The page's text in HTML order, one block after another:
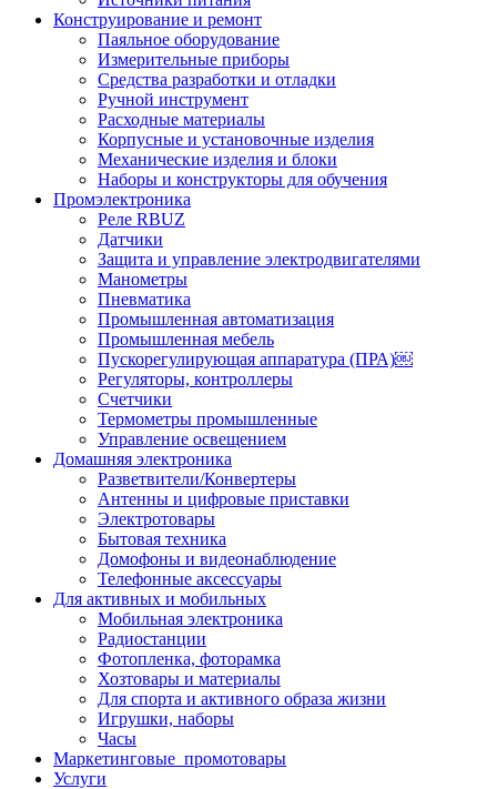
Конструирование и ремонт
Паяльное оборудование
Измерительные приборы
Средства разработки и отладки
Ручной инструмент
Расходные материалы
Корпусные и установочные изделия
Механические изделия и блоки
Наборы и конструкторы для обучения
Промэлектроника
Реле RBUZ
Датчики
Защита и управление электродвигателями
Манометры
Пневматика
Промышленная автоматизация
Промышленная мебель
Пускорегулирующая аппаратура (ПРА)￼
Регуляторы, контроллеры
Счетчики
Термометры промышленные
Управление освещением
Домашняя электроника
Разветвители/Конвертеры
Антенны и цифровые приставки
Электротовары
Бытовая техника
Домофоны и видеонаблюдение
Телефонные аксессуары
Для активных и мобильных
Мобильная электроника
Радиостанции
Фотопленка, фоторамка
Хозтовары и материалы
Для спорта и активного образа жизни
Игрушки, наборы
Часы
Маркетинговые_промотовары
Услуги